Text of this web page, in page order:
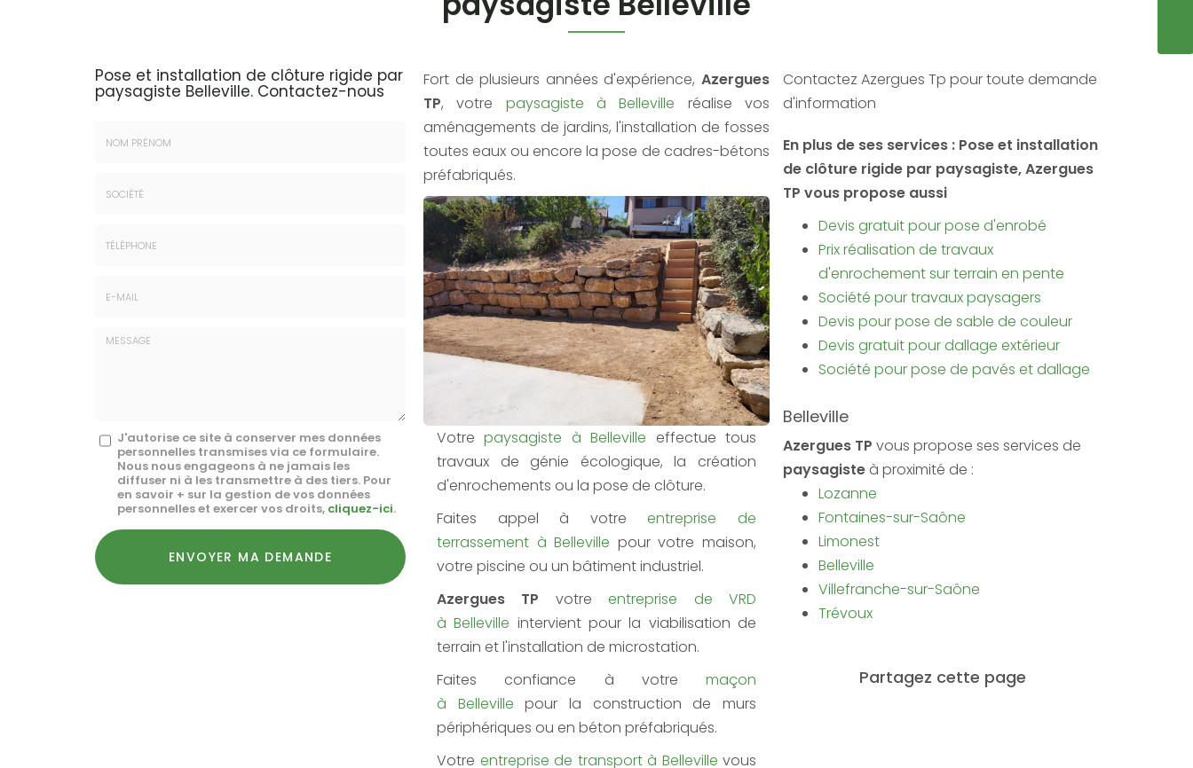
Pose et installation de clôture rigide par
paysagiste Belleville. Contactez-nous
Message
J'autorise ce site à conserver mes données
personnelles transmises via ce formulaire.
Nous nous engageons à ne jamais les
diffuser ni à les transmettre à des tiers. Pour
en savoir + sur la gestion de vos données
personnelles et exercer vos droits, cliquez-ici.
Acceptation
RGPD
ENVOYER MA DEMANDE
Fort de plusieurs années d'expérience, Azergues
TP, votre paysagiste à Belleville réalise vos
aménagements de jardins, l'installation de fosses
toutes eaux ou encore la pose de cadres-bétons
préfabriqués.
Votrepaysagiste à Belleville effectue tous
travaux de génie écologique, la création
d'enrochements ou la pose de clôture.
Faites appel à votreentreprise de
terrassement à Belleville pour votre maison,
votre piscine ou un bâtiment industriel.
Azergues TP votreentreprise de VRD
à Belleville intervient pour la viabilisation de
terrain et l'installation de microstation.
Faites confiance à votre maçon
à Belleville pour la construction de murs
périphériques ou en béton préfabriqués.
Votre entreprise de transport à Belleville vous
Contactez Azergues Tp pour toute demande
d'information
En plus de ses services : Pose et installation
de clôture rigide par paysagiste, Azergues
TP vous propose aussi
Devis gratuit pour pose d'enrobé
Prix réalisation de travaux
d'enrochement sur terrain en pente
Société pour travaux paysagers
Devis pour pose de sable de couleur
Devis gratuit pour dallage extérieur
Société pour pose de pavés et dallage
Belleville
Azergues TP vous propose ses services de
paysagiste à proximité de :
Lozanne
Fontaines-sur-Saône
Limonest
Belleville
Villefranche-sur-Saône
Trévoux